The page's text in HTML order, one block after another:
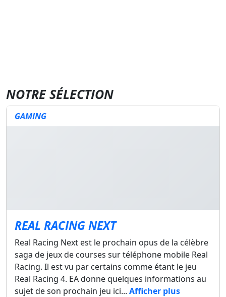
NOTRE SÉLECTION
GAMING
REAL RACING NEXT
Real Racing Next est le prochain opus de la célèbre
saga de jeux de courses sur téléphone mobile Real
Racing. Il est vu par certains comme étant le jeu
Real Racing 4. EA donne quelques informations au
sujet de son prochain jeu ici... Afficher plus